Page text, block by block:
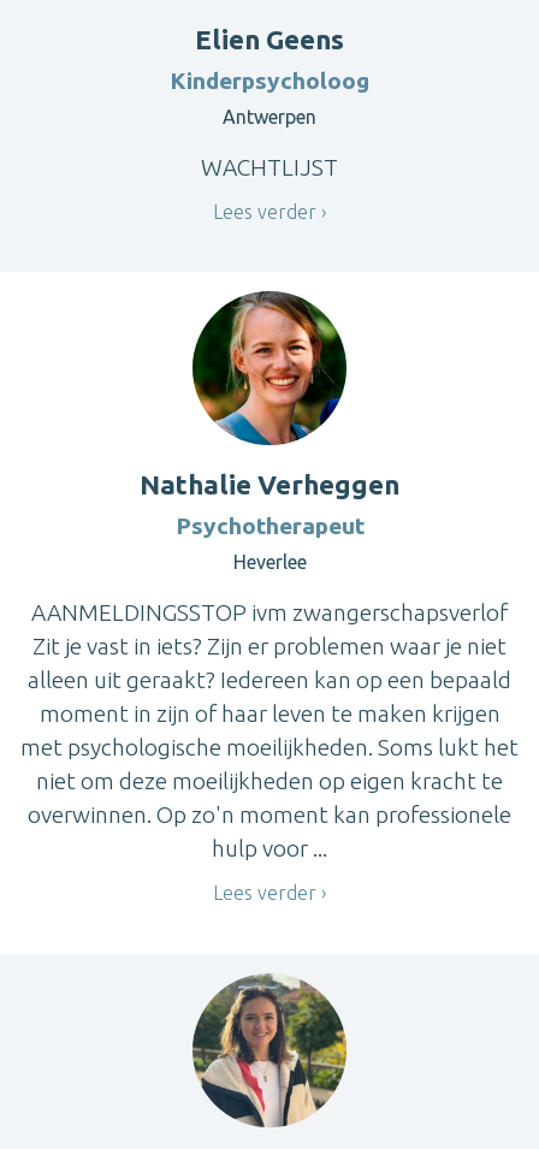
Elien Geens
Kinderpsycholoog
Antwerpen
WACHTLIJST
Lees verder
Nathalie Verheggen
Psychotherapeut
Heverlee
AANMELDINGSSTOP ivm zwangerschapsverlof
Zit je vast in iets? Zijn er problemen waar je niet
alleen uit geraakt? Iedereen kan op een bepaald
moment in zijn of haar leven te maken krijgen
met psychologische moeilijkheden. Soms lukt het
niet om deze moeilijkheden op eigen kracht te
overwinnen. Op zo'n moment kan professionele
hulp voor ...
Lees verder